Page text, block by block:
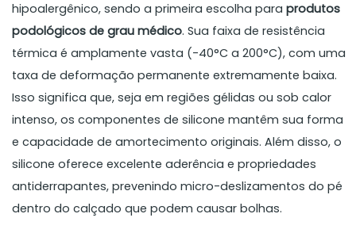
hipoalergênico, sendo a primeira escolha paraprodutos
podológicos de grau médico. Sua faixa de resistência
térmica é amplamente vasta (-40°C a 200°C), com uma
taxa de deformação permanente extremamente baixa.
Isso significa que, seja em regiões gélidas ou sob calor
intenso, os componentes de silicone mantêm sua forma
e capacidade de amortecimento originais. Além disso, o
silicone oferece excelente aderência e propriedades
antiderrapantes, prevenindo micro-deslizamentos do pé
dentro do calçado que podem causar bolhas.